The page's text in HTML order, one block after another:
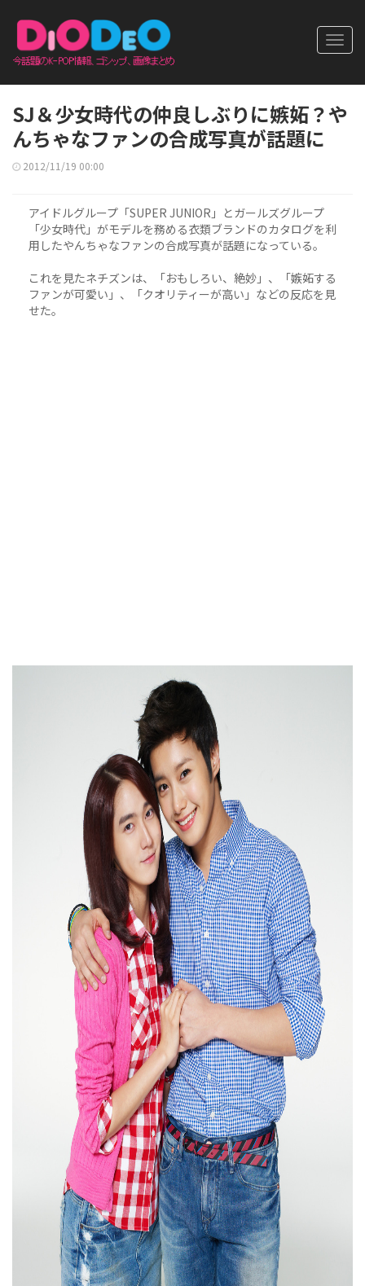
SJ＆少女時代の仲良しぶりに嫉妬？や
んちゃなファンの合成写真が話題に
2012/11/19 00:00
アイドルグループ「SUPER JUNIOR」とガールズグループ
「少女時代」がモデルを務める衣類ブランドのカタログを利
用したやんちゃなファンの合成写真が話題になっている。
これを見たネチズンは、「おもしろい、絶妙」、「嫉妬する
ファンが可愛い」、「クオリティーが高い」などの反応を見
せた。